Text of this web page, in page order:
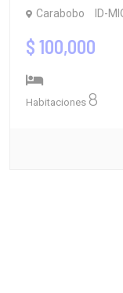
Carabobo ID-
$ 100,000
Habitaciones 8